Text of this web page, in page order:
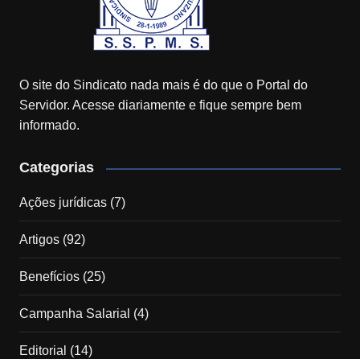
O site do Sindicato nada mais é do que o Portal do
Servidor. Acesse diariamente e fique sempre bem
informado.
Categorias
Ações jurídicas(7)
Artigos(92)
Benefícios(25)
Campanha Salarial (4)
Editorial (14)